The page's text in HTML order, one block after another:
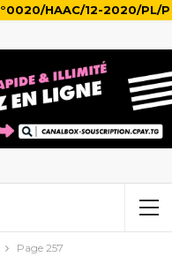
HAAC/12-2020/PL/P
Page 257